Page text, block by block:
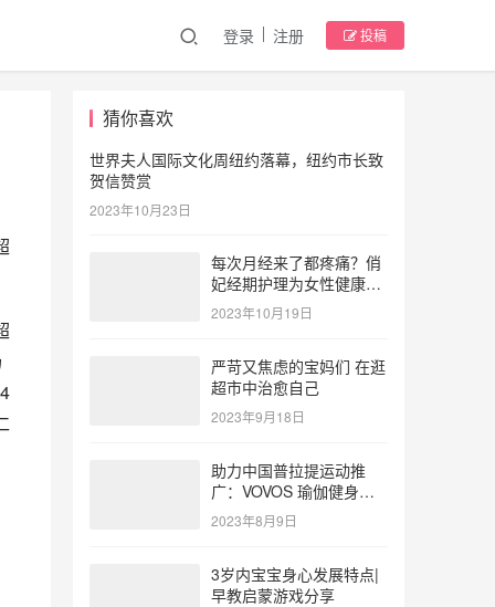
登录 注册 投稿
猜你喜欢
世界夫人国际文化周纽约落幕，纽约市长致
贺信赞赏
2023年10月23日
每次月经来了都疼痛？俏
妃经期护理为女性健康护
航
2023年10月19日
严苛又焦虑的宝妈们 在逛
超市中治愈自己
2023年9月18日
助力中国普拉提运动推
广：VOVOS 瑜伽健身服
参与北体大专业普拉提教
练培训
2023年8月9日
3岁内宝宝身心发展特点|
早教启蒙游戏分享